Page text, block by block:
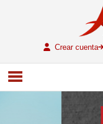
Crear cuenta